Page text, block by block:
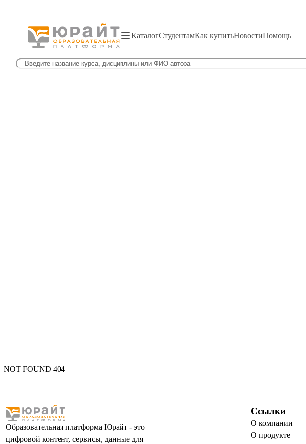
КаталогСтудентамКак купитьНовостиПомощь
NOT FOUND 404
Образовательная платформа Юрайт - это
цифровой контент, сервисы, данные для
Ссылки
О компании
О продукте